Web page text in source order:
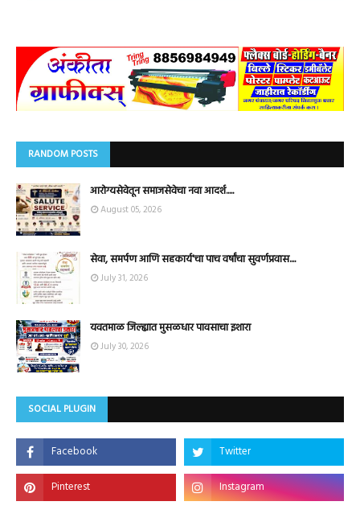
RANDOM POSTS
आरोग्यसेवेतून समाजसेवेचा नवा आदर्श.....
August 05, 2026
सेवा, समर्पण आणि सहकार्य'चा पाच वर्षांचा सुवर्णप्रवास....
July 31, 2026
यवतमाळ जिल्ह्यात मुसळधार पावसाचा इशारा
July 30, 2026
SOCIAL PLUGIN